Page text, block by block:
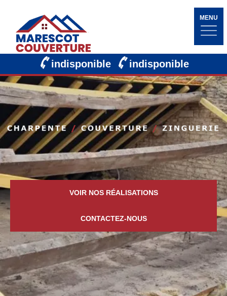
MENU
indisponible indisponible
VOIR NOS RÉALISATIONS
CONTACTEZ-NOUS